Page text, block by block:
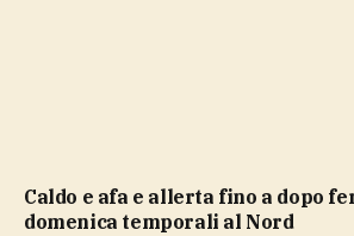
caldo e afa e allerta fino a dopo ferragosto,
domenica temporali al Nord